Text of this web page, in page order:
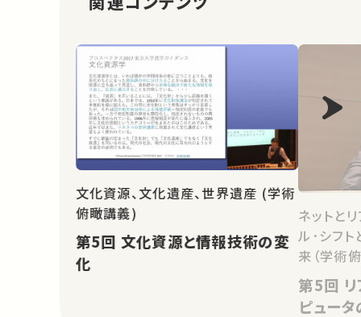
文化資源、文化遺産、世界遺産 (学術
俯瞰講義)
第5回 文化資源と情報技術の変
化
ネットと
ル･シフト
来（学術
第5回 リアルとバーチャル－コン
ピュー